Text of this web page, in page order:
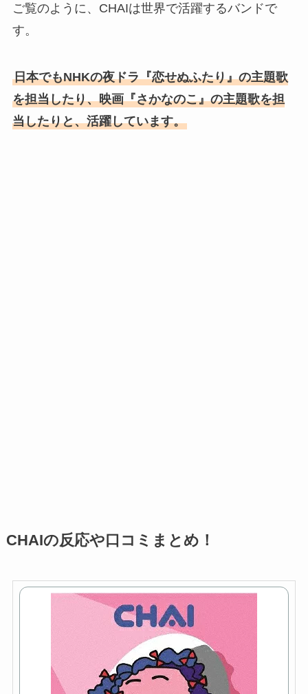
ご覧のように、CHAIは世界で活躍するバンドで
す。
日本でもNHKの夜ドラ『恋せぬふたり』の主題歌
を担当したり、映画『さかなのこ』の主題歌を担
当したりと、活躍しています。
CHAIの反応や口コミまとめ！